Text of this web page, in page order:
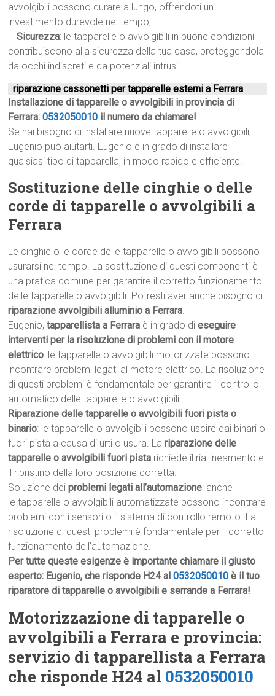
avvolgibili possono durare a lungo, offrendoti un
investimento durevole nel tempo;
–Sicurezza: le tapparelle o avvolgibili in buone condizioni
contribuiscono alla sicurezza della tua casa, proteggendola
da occhi indiscreti e da potenziali intrusi.
riparazione cassonetti per tapparelle esterni a Ferrara
Installazione di tapparelle o avvolgibili in provincia di
Ferrara:0532050010 il numero da chiamare!
Se hai bisogno di installare nuove tapparelle o avvolgibili,
Eugenio può aiutarti. Eugenio è in grado di installare
qualsiasi tipo di tapparella, in modo rapido e efficiente.
Sostituzione delle cinghie o delle
corde di tapparelle o avvolgibili a
Ferrara
Le cinghie o le corde delle tapparelle o avvolgibili possono
usurarsi nel tempo. La sostituzione di questi componenti è
una pratica comune per garantire il corretto funzionamento
delle tapparelle o avvolgibili. Potresti aver anche bisogno di
riparazione avvolgibili alluminio a Ferrara.
Eugenio,tapparellista a Ferrara è in grado di eseguire
interventi per la risoluzione di problemi con il motore
elettrico: le tapparelle o avvolgibili motorizzate possono
incontrare problemi legati al motore elettrico. La risoluzione
di questi problemi è fondamentale per garantire il controllo
automatico delle tapparelle o avvolgibili.
Riparazione delle tapparelle o avvolgibili fuori pista o
binario: le tapparelle o avvolgibili possono uscire dai binari o
fuori pista a causa di urti o usura. Lariparazione delle
tapparelle o avvolgibili fuori pista richiede il riallineamento e
il ripristino della loro posizione corretta.
Soluzione deiproblemi legati all’automazione: anche
le tapparelle o avvolgibili automatizzate possono incontrare
problemi con i sensori o il sistema di controllo remoto. La
risoluzione di questi problemi è fondamentale per il corretto
funzionamento dell’automazione.
Per tutte queste esigenze è importante chiamare il giusto
esperto: Eugenio, che risponde H24 al0532050010 è il tuo
riparatore di tapparelle o avvolgibili e serrande a Ferrara!
Motorizzazione di tapparelle o
avvolgibili a Ferrara e provincia:
servizio di tapparellista a Ferrara
che risponde H24 al 0532050010